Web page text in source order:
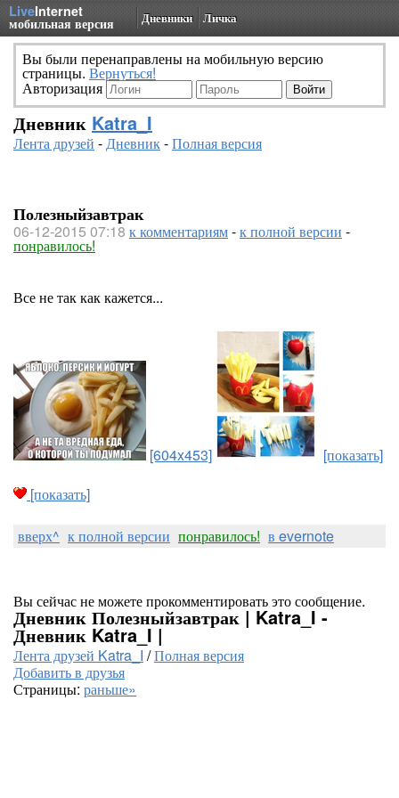
LiveInternet
мобильная версия Дневники Личка
Вы были перенаправлены на мобильную версию
страницы. Вернуться!
Авторизация
Дневник Katra_I
Лента друзей -Дневник-Полная версия
Полезныйзавтрак
06-12-2015 07:18 к комментариям-к полной версии -
понравилось!
Все не так как кажется...
[604x453]
[показать]
[показать]
вверх^ к полной версии понравилось! в evernote
Вы сейчас не можете прокомментировать это сообщение.
Дневник Полезныйзавтрак | Katra_I -
Дневник Katra_I |
Лента друзей Katra_I /Полная версия
Добавить в друзья
Страницы: раньше»